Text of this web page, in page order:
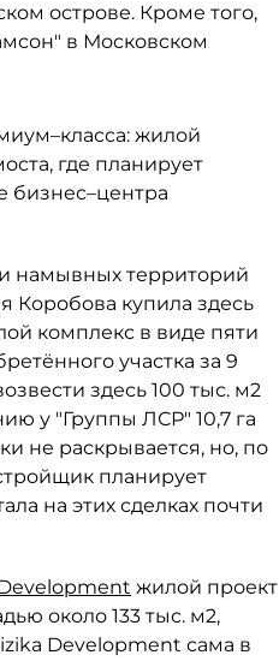
острове. Кроме того,
в Московском
жилой
где планирует
бизнес–центра
намывных территорий
Коробова купила здесь
комплекс в виде пяти
участка за 9
здесь 100 тыс. м2
у "Группы ЛСР" 10,7 га
не раскрывается, но, по
планирует
на этих сделках почти
жилой проект
около 133 тыс. м2,
Development сама в